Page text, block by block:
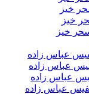
خیز
خیز
خیز
عباس زاده
عباس زاده
عباس زاده
عباس زاده